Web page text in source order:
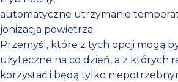
automatyczne utrzymanie
jonizacja powietrza.
Przemyśl, które z tych opcji mogą
użyteczne na co dzień, a z których
korzystać i będą tylko